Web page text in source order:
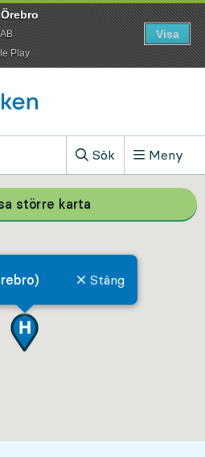
Sök
, Visa sökfältet
Meny
Stäng
större karta Visa större
Play
Visa